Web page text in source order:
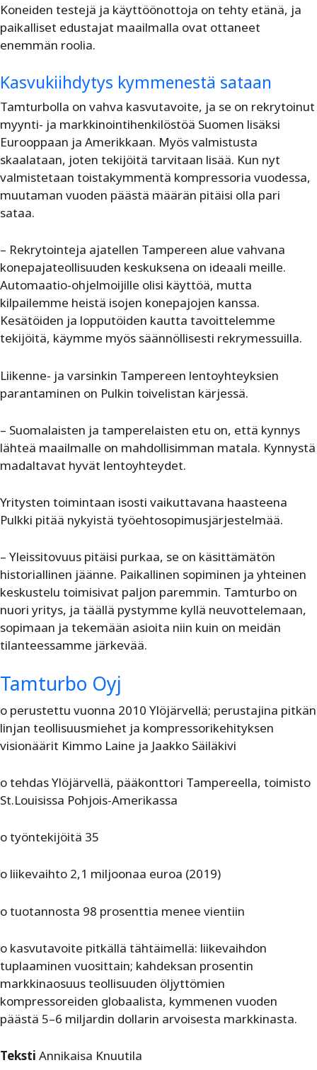
Koneiden testejä ja käyttöönottoja on tehty etänä, ja
paikalliset edustajat maailmalla ovat ottaneet
enemmän roolia.
Kasvukiihdytys kymmenestä sataan
Tamturbolla on vahva kasvutavoite, ja se on rekrytoinut
myynti- ja markkinointihenkilöstöä Suomen lisäksi
Eurooppaan ja Amerikkaan. Myös valmistusta
skaalataan, joten tekijöitä tarvitaan lisää. Kun nyt
valmistetaan toistakymmentä kompressoria vuodessa,
muutaman vuoden päästä määrän pitäisi olla pari
sataa.
– Rekrytointeja ajatellen Tampereen alue vahvana
konepajateollisuuden keskuksena on ideaali meille.
Automaatio-ohjelmoijille olisi käyttöä, mutta
kilpailemme heistä isojen konepajojen kanssa.
Kesätöiden ja lopputöiden kautta tavoittelemme
tekijöitä, käymme myös säännöllisesti rekrymessuilla.
Liikenne- ja varsinkin Tampereen lentoyhteyksien
parantaminen on Pulkin toivelistan kärjessä.
– Suomalaisten ja tamperelaisten etu on, että kynnys
lähteä maailmalle on mahdollisimman matala. Kynnystä
madaltavat hyvät lentoyhteydet.
Yritysten toimintaan isosti vaikuttavana haasteena
Pulkki pitää nykyistä työehtosopimusjärjestelmää.
– Yleissitovuus pitäisi purkaa, se on käsittämätön
historiallinen jäänne. Paikallinen sopiminen ja yhteinen
keskustelu toimisivat paljon paremmin. Tamturbo on
nuori yritys, ja täällä pystymme kyllä neuvottelemaan,
sopimaan ja tekemään asioita niin kuin on meidän
tilanteessamme järkevää.
Tamturbo Oyj
o perustettu vuonna 2010 Ylöjärvellä; perustajina pitkän
linjan teollisuusmiehet ja kompressorikehityksen
visionäärit Kimmo Laine ja Jaakko Säiläkivi
o tehdas Ylöjärvellä, pääkonttori Tampereella, toimisto
St.Louisissa Pohjois-Amerikassa
o työntekijöitä 35
o liikevaihto 2,1 miljoonaa euroa (2019)
o tuotannosta 98 prosenttia menee vientiin
o kasvutavoite pitkällä tähtäimellä: liikevaihdon
tuplaaminen vuosittain; kahdeksan prosentin
markkinaosuus teollisuuden öljyttömien
kompressoreiden globaalista, kymmenen vuoden
päästä 5–6 miljardin dollarin arvoisesta markkinasta.
Teksti Annikaisa Knuutila